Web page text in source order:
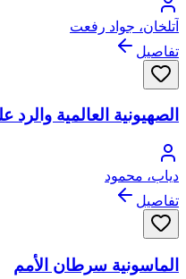
آتلخان، جواد رفعت
تفاصيل
الصهيونية العالمية
دياب، محمود
تفاصيل
الماسونية سرطان الأمم